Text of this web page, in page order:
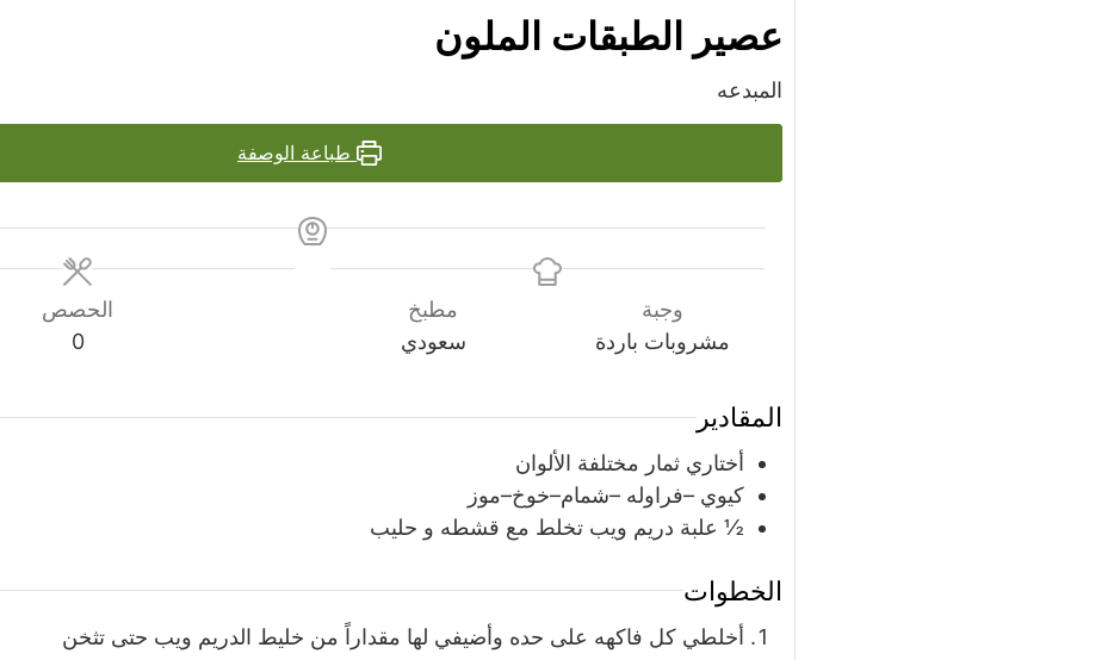
عصير الطبقات الملون
المبدعه
طباعة الوصفة
وجبة
مشروبات باردة
مطبخ
سعودي
الحصص
0
المقادير
أختاري ثمار مختلفة الألوان
كيوي –فراوله –شمام–خوخ–موز
½ علبة دريم ويب تخلط مع قشطه و حليب
الخطوات
أخلطي كل فاكهه على حده وأضيفي لها مقداراً من خليط الدريم ويب حتى تثخن